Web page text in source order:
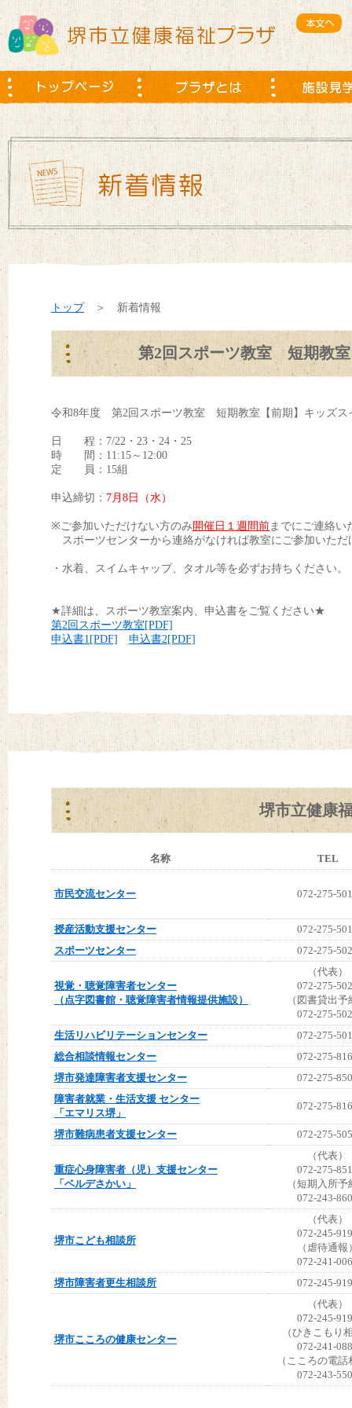
トップ＞ 新着情報
第2回スポーツ教室 短期教室
令和8年度 第2回スポーツ教室 短期教室【前期】キッズス
日 程：7/22・23・24・25
時 間：11:15～12:00
定 員：15組
申込締切： 7月8日（水）
※ご参加いただけない方のみ開催日１週間前までにご連絡い
スポーツセンターから連絡がなければ教室にご参加いただ
・水着、スイムキャップ、タオル等を必ずお持ちください。
★詳細は、スポーツ教室案内、申込書をご覧ください★
第2回スポーツ教室[PDF]
申込書1[PDF]
申込書2[PDF]
堺市立健康
名称 TEL
市民交流センター 072-275-
授産活動支援センター
072-275-
スポーツセンター
072-275-
視覚・聴覚障害者センター
（点字図書館・聴覚障害者情報提供施設）
（代表）
072-275-
（図書貸出予
072-275-
生活リハビリテーションセンター
072-275-
総合相談情報センター
072-275-
堺市発達障害者支援センター
072-275-
障害者就業・生活支援 センター
「エマリス堺」
072-275-
堺市難病患者支援センター 072-275-
重症心身障害者（児）支援センター
「ベルデさかい」
（代表）
072-275-
（短期入所予
072-243-
堺市こども相談所
（代表）
072-245-
（虐待通報
072-241-
堺市障害者更生相談所
072-245-
堺市こころの健康センター
（代表）
072-245-
（ひきこもり
072-241-
（こころの電
072-243-